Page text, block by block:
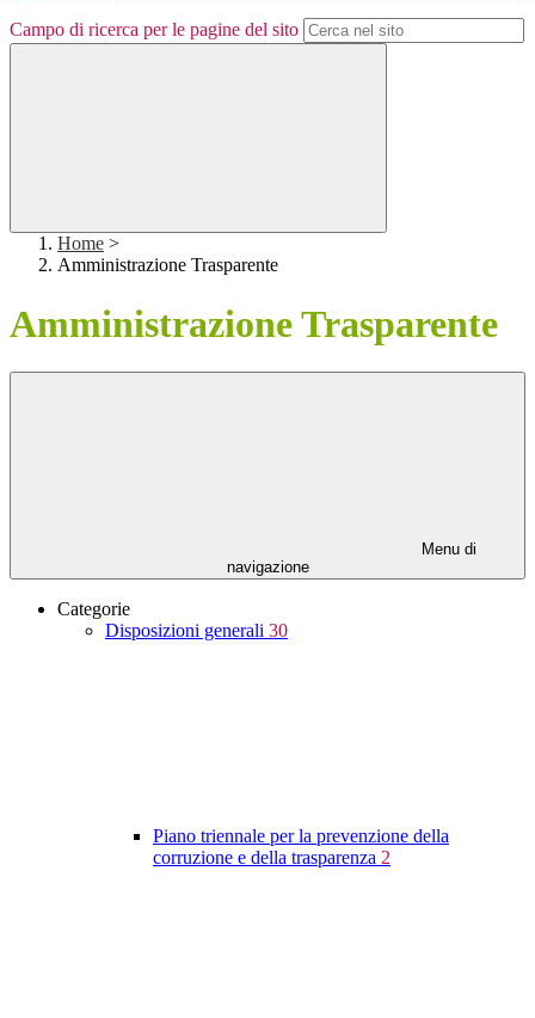
Campo di ricerca per le pagine del sito
Home >
Amministrazione Trasparente
Amministrazione Trasparente
Menu di
navigazione
Categorie
Disposizioni generali 30
Piano triennale per la prevenzione della
corruzione e della trasparenza 2